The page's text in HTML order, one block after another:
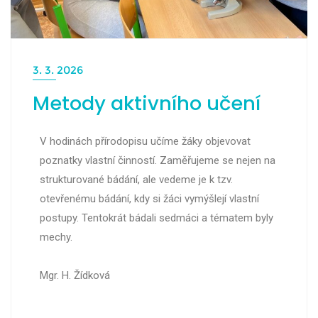
3. 3. 2026
Metody aktivního učení
V hodinách přírodopisu učíme žáky objevovat
poznatky vlastní činností. Zaměřujeme se nejen na
strukturované bádání, ale vedeme je k tzv.
otevřenému bádání, kdy si žáci vymýšlejí vlastní
postupy. Tentokrát bádali sedmáci a tématem byly
mechy.
Mgr. H. Žídková